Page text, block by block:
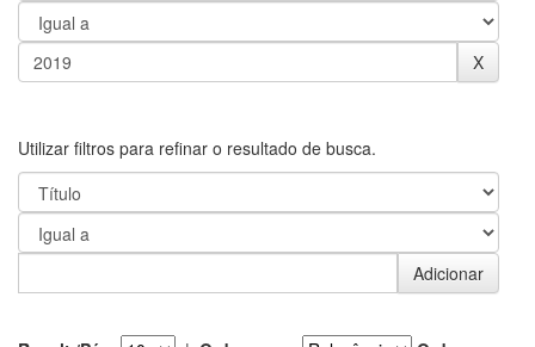
Utilizar filtros para refinar o resultado de busca.